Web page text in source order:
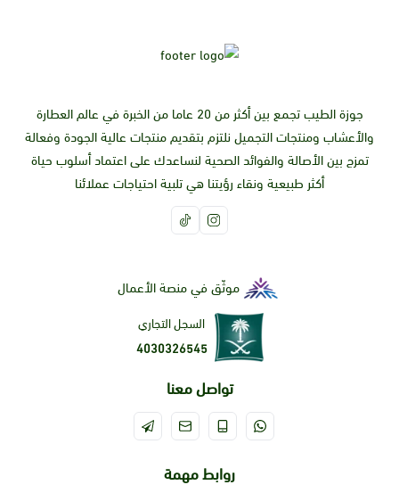
جوزة الطيب تجمع بين أكثر من 20 عاما من الخبرة في عالم العطارة
والأعشاب ومنتجات التجميل نلتزم بتقديم منتجات عالية الجودة وفعالة
تمزج بين الأصالة والفوائد الصحية لنساعدك على اعتماد أسلوب حياة
أكثر طبيعية ونقاء رؤيتنا هي تلبية احتياجات عملائنا
موثّق في منصة الأعمال
السجل التجاري
4030326545
تواصل معنا
روابط مهمة